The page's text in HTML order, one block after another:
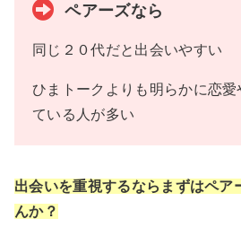
ペアーズなら
同じ２０代だと出会いやすい
ひまトークよりも明らかに恋
ている人が多い
出会いを重視するならまずはペア
んか？